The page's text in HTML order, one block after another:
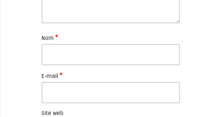
Nom *
E-mail *
Site web